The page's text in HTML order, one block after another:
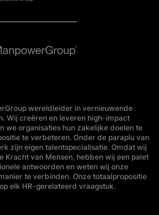
wereldleider in vernieuwende
Wij creëren en leveren high-impact
we organisaties hun zakelijke doelen te
te verbeteren. Onder de paraplu van
zijn eigen talentspecialisatie. Omdat wij
Kracht van Mensen, hebben wij een palet
antwoorden en weten wij onze
te verbinden. Onze totaalpropositie
elk HR-gerelateerd vraagstuk.